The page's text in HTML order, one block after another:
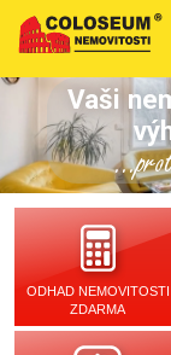
Vaši
ODHAD NEMOVITOSTI
ZDARMA